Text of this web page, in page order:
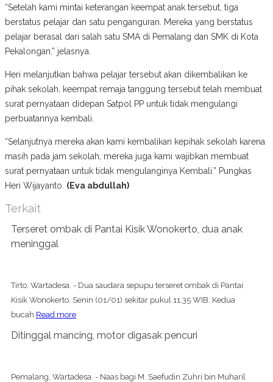
“Setelah kami mintai keterangan keempat anak tersebut, tiga
berstatus pelajar dan satu penganguran. Mereka yang berstatus
pelajar berasal dari salah satu SMA di Pemalang dan SMK di Kota
Pekalongan,” jelasnya.
Heri melanjutkan bahwa pelajar tersebut akan dikembalikan ke
pihak sekolah, keempat remaja tanggung tersebut telah membuat
surat pernyataan didepan Satpol PP untuk tidak mengulangi
perbuatannya kembali.
“Selanjutnya mereka akan kami kembalikan kepihak sekolah karena
masih pada jam sekolah, mereka juga kami wajibkan membuat
surat pernyataan untuk tidak mengulanginya Kembali.” Pungkas
Heri Wijayanto. (Eva abdullah)
Terkait
Terseret ombak di Pantai Kisik Wonokerto, dua anak
meninggal
Tirto, Wartadesa. - Dua saudara sepupu terseret ombak di Pantai
Kisik Wonokerto, Senin (01/01) sekitar pukul 11.35 WIB. Kedua
bucah Read more
Ditinggal mancing, motor digasak pencuri
Pemalang, Wartadesa. - Naas bagi M. Saefudin Zuhri bin Muharil